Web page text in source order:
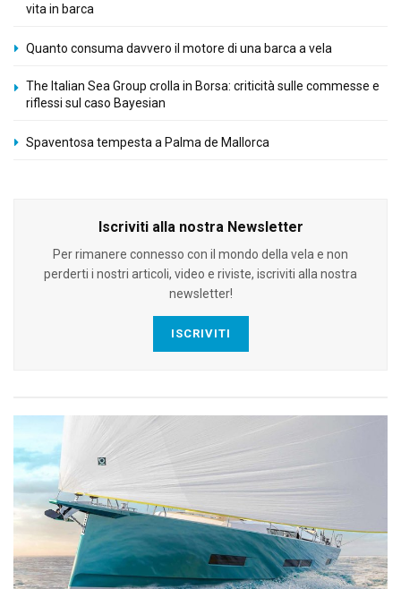
vita in barca
Quanto consuma davvero il motore di una barca a vela
The Italian Sea Group crolla in Borsa: criticità sulle commesse e
riflessi sul caso Bayesian
Spaventosa tempesta a Palma de Mallorca
Iscriviti alla nostra Newsletter
Per rimanere connesso con il mondo della vela e non
perderti i nostri articoli, video e riviste, iscriviti alla nostra
newsletter!
ISCRIVITI